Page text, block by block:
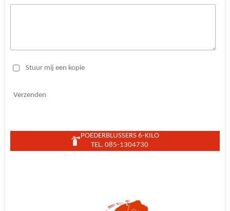
Stuur mij een kopie
Verzenden
POEDERBLUSSERS 6-KILO
TEL. 085-1304730